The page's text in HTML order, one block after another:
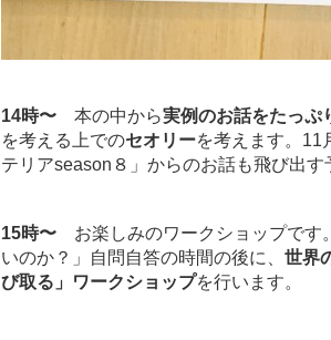
14時〜 本の中から実例のお話をたっぷ
を考える上でのセオリーを考えます。11
テリアseason８」からのお話も飛び出す
15時〜 お楽しみのワークショップです
いのか？」自問自答の時間の後に、 世界
び取る」ワークショップを行います。